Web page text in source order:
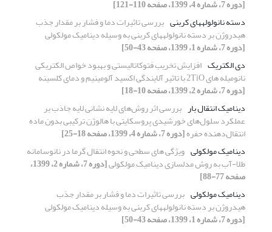
[دوره 7، شماره 4، 1399، صفحه 110-121]
دسته نانولولههای کربنی بررسی تاثیرات دما و فشار بر مقدار جذب
هیدروژن بر دسته نانولولههای کربنی به وسیله دینامیک مولکولی
[دوره 7، شماره 1، 1399، صفحه 43-50]
دی الکتریک افزایش تخریب فتوکاتالیستی و بهبود خواص الکتریکی
نانومیله های 2TiO با تاثیر آلایندگی اکسید آلومینیم و دمای کلسینه
[دوره 7، شماره 2، 1399، صفحه 10-18]
دینامیک انتقال بار بررسی اثر روش‌های لایه نشانی لایه جاذب بر
عملکرد سلول‌های خورشیدی پروسکایتی با هالوژن ترکیبی بدون ماده
انتقال‌دهنده حفره[دوره 7، شماره 4، 1399، صفحه 18-25]
دینامیک مولکولی ویژگی های سطحی و نحوه انتقال گرما در نانوسامانه
طلا-آب به روش مدلسازی دینامیک مولکولی [دوره 7، شماره 2، 1399،
صفحه 77-88]
دینامیک مولکولی بررسی تاثیرات دما و فشار بر مقدار جذب
هیدروژن بر دسته نانولولههای کربنی به وسیله دینامیک مولکولی
[دوره 7، شماره 1، 1399، صفحه 43-50]